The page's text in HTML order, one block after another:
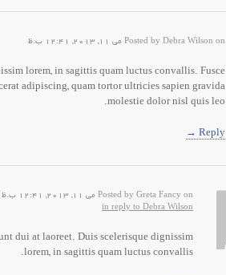
Posted by Debra Wilson on می 11, 2013, 12:41 ب.ظ
lorem, in sagittis quam luctus convallis. Fusce
adipiscing, quam tortor ultricies sapien gravida
molestie dolor nisl quis leo.
Reply →
Posted by Greta Fancy on می 11, 2013, 12:41 ب.ظ
in reply to Debra Wilson
dui at laoreet. Duis scelerisque dignissim
lorem, in sagittis quam luctus convallis.